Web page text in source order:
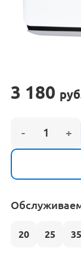
3 180
20 25 35